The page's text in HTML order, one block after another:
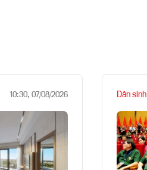
10:30, 07/08/2026 Dân sinh